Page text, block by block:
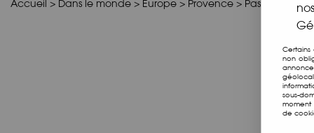
Accueil > Dans le monde > Europe > Provence > Pastis Henri
Certains
non
sous-
moment
de